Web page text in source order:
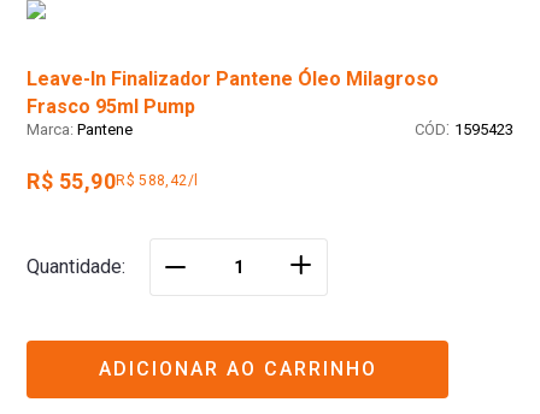
Leave-In Finalizador Pantene Óleo Milagroso
Frasco 95ml Pump
Pantene : 1595423
R$ 55,90R$ 588,42/l
Quantidade ＋
ADICIONAR AO CARRINHO